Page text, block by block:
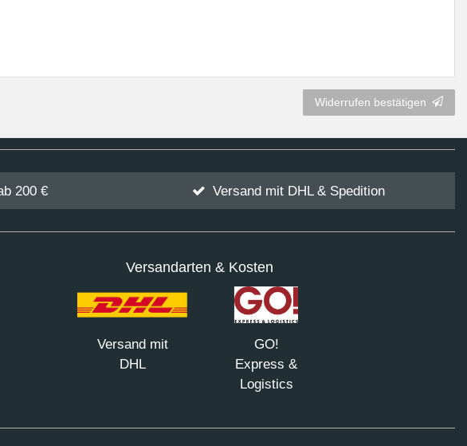
Widerrufen bestätigen
200 € Versand mit DHL & Spedition
Versandarten & Kosten
Versand mit
DHL
GO!
Express &
Logistics